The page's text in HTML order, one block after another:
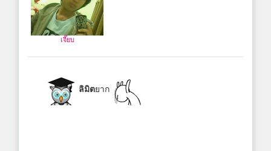
เจี๊ยบ
ลิมิตยาก